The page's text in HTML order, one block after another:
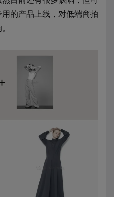
的产品上线，对低端商拍